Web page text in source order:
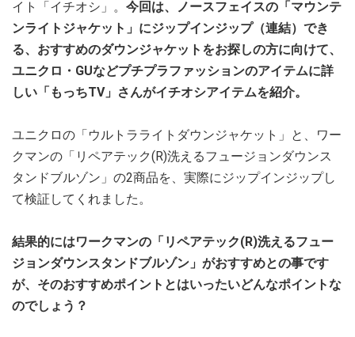
イト「イチオシ」。 今回は、ノースフェイスの「マウンテ
ンライトジャケット」にジップインジップ（連結）でき
る、おすすめのダウンジャケットをお探しの方に向けて、
ユニクロ・GUなどプチプラファッションのアイテムに詳
しい「もっちTV」さんがイチオシアイテムを紹介。
ユニクロの「ウルトラライトダウンジャケット」と、ワー
クマンの「リペアテック(R)洗えるフュージョンダウンス
タンドブルゾン」の2商品を、実際にジップインジップし
て検証してくれました。
結果的にはワークマンの「リペアテック(R)洗えるフュー
ジョンダウンスタンドブルゾン」がおすすめとの事です
が、そのおすすめポイントとはいったいどんなポイントな
のでしょう？